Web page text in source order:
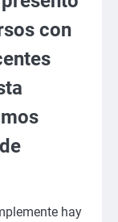
con
hay